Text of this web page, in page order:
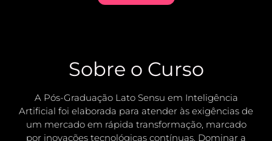
Sobre o Curso
A Pós-Graduação Lato Sensu em Inteligência
Artificial foi elaborada para atender às exigências de
um mercado em rápida transformação, marcado
por inovações tecnológicas contínuas. Dominar a